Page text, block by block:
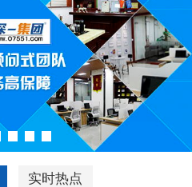
人才招聘
案例展示
新闻中心
深一风采
联系我们
深优通系统V3.0
实时热点